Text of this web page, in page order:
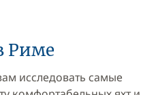
Риме
исследовать самые